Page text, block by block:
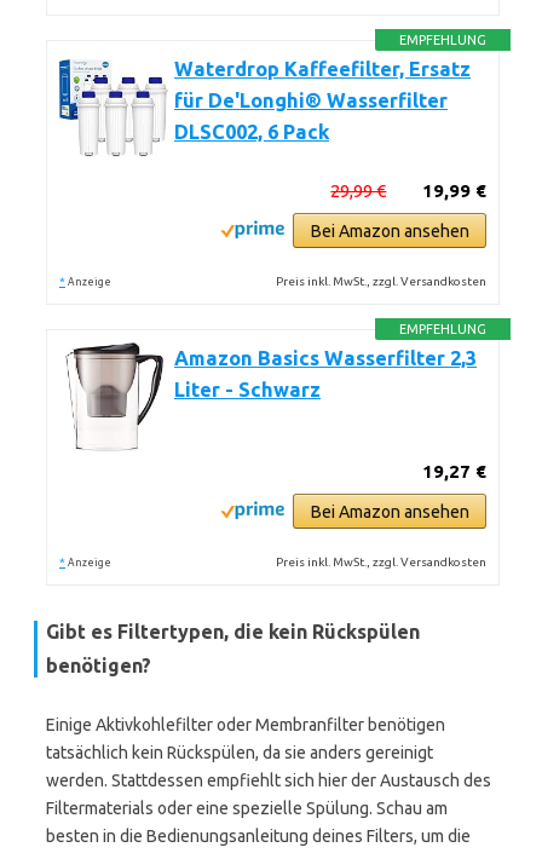
EMPFEHLUNG
Waterdrop Kaffeefilter, Ersatz
für De'Longhi® Wasserfilter
DLSC002, 6 Pack
19,99 €
29,99 €
Bei Amazon ansehen
* Anzeige Preis inkl. MwSt., zzgl. Versandkosten
EMPFEHLUNG
Amazon Basics Wasserfilter 2,3
Liter - Schwarz
19,27 €
Bei Amazon ansehen
* Anzeige Preis inkl. MwSt., zzgl. Versandkosten
Gibt es Filtertypen, die kein Rückspülen
benötigen?
Einige Aktivkohlefilter oder Membranfilter benötigen
tatsächlich kein Rückspülen, da sie anders gereinigt
werden. Stattdessen empfiehlt sich hier der Austausch des
Filtermaterials oder eine spezielle Spülung. Schau am
besten in die Bedienungsanleitung deines Filters, um die